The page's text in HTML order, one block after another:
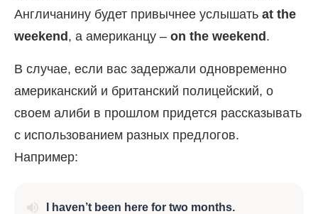
Англичанину будет привычнее услышать at the
weekend, а американцу – on the weekend.
В случае, если вас задержали одновременно
американский и британский полицейский, о
своем алиби в прошлом придется рассказывать
с использованием разных предлогов.
Например:
I haven’t been here for two months.